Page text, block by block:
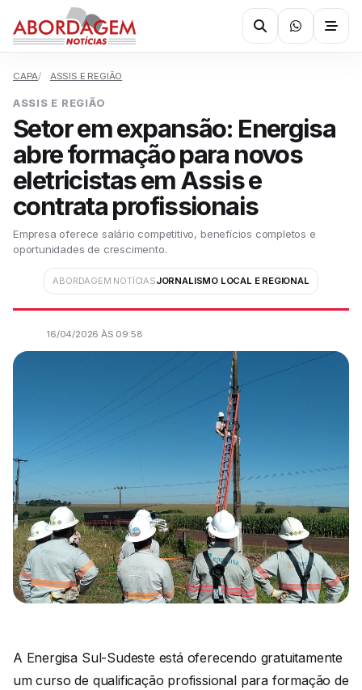
CAPA ASSIS E REGIÃO
ASSIS E REGIÃO
Setor em expansão: Energisa
abre formação para novos
eletricistas em Assis e
contrata profissionais
Empresa oferece salário competitivo, benefícios completos e
oportunidades de crescimento.
ABORDAGEM NOTÍCIASJORNALISMO LOCAL E REGIONAL
16/04/2026 ÀS 09:58
A Energisa Sul-Sudeste está oferecendo gratuitamente
um curso de qualificação profissional para formação de